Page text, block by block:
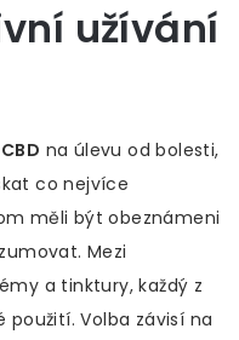
užívání
CBD na úlevu od bolesti,
co nejvíce
měli být obeznámeni
Mezi
a tinktury, každý z
Volba závisí na